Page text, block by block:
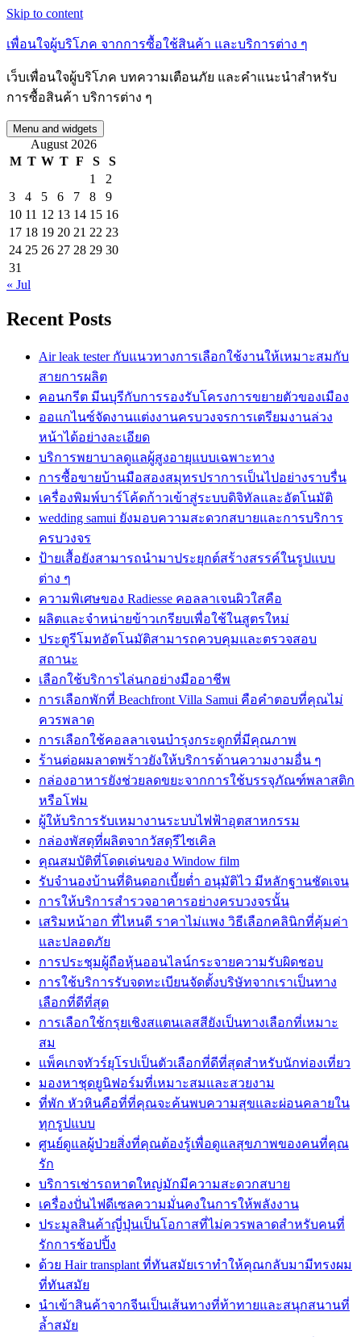
Skip to content
เพื่อนใจผู้บริโภค จากการซื้อใช้สินค้า และบริการต่าง ๆ
เว็บเพื่อนใจผู้บริโภค บทความเตือนภัย และคำแนะนำสำหรับ
การซื้อสินค้า บริการต่าง ๆ
Menu and widgets
August 2026
M T W T F S
S
1
2
3
4 5 6 7 8
9
10 11 12 13 14 15 16
17 18 19 20 21 22 23
24 25 26 27 28 29 30
31
« Jul
Recent Posts
Air leak tester กับแนวทางการเลือกใช้งานให้เหมาะสมกับ
สายการผลิต
คอนกรีต มีนบุรีกับการรองรับโครงการขยายตัวของเมือง
ออแกไนซ์จัดงานแต่งงานครบวงจรการเตรียมงานล่วง
หน้าได้อย่างละเอียด
บริการพยาบาลดูแลผู้สูงอายุแบบเฉพาะทาง
การซื้อขายบ้านมือสองสมุทรปราการเป็นไปอย่างราบรื่น
เครื่องพิมพ์บาร์โค้ดก้าวเข้าสู่ระบบดิจิทัลและอัตโนมัติ
wedding samui ยังมอบความสะดวกสบายและการบริการ
ครบวงจร
ป้ายเสื้อยังสามารถนำมาประยุกต์สร้างสรรค์ในรูปแบบ
ต่าง ๆ
ความพิเศษของ Radiesse คอลลาเจนผิวใสคือ
ผลิตและจำหน่ายข้าวเกรียบเพื่อใช้ในสูตรใหม่
ประตูรีโมทอัตโนมัติสามารถควบคุมและตรวจสอบ
สถานะ
เลือกใช้บริการไล่นกอย่างมืออาชีพ
การเลือกพักที่ Beachfront Villa Samui คือคำตอบที่คุณไม่
ควรพลาด
การเลือกใช้คอลลาเจนบำรุงกระดูกที่มีคุณภาพ
ร้านต่อผมลาดพร้าวยังให้บริการด้านความงามอื่น ๆ
กล่องอาหารยังช่วยลดขยะจากการใช้บรรจุภัณฑ์พลาสติก
หรือโฟม
ผู้ให้บริการรับเหมางานระบบไฟฟ้าอุตสาหกรรม
กล่องพัสดุที่ผลิตจากวัสดุรีไซเคิล
คุณสมบัติที่โดดเด่นของ Window film
รับจำนองบ้านที่ดินดอกเบี้ยต่ำ อนุมัติไว มีหลักฐานชัดเจน
การให้บริการสำรวจอาคารอย่างครบวงจรนั้น
เสริมหน้าอก ที่ไหนดี ราคาไม่แพง วิธีเลือกคลินิกที่คุ้มค่า
และปลอดภัย
การประชุมผู้ถือหุ้นออนไลน์กระจายความรับผิดชอบ
การใช้บริการรับจดทะเบียนจัดตั้งบริษัทจากเราเป็นทาง
เลือกที่ดีที่สุด
การเลือกใช้กรุยเชิงสแตนเลสสียังเป็นทางเลือกที่เหมาะ
สม
แพ็คเกจทัวร์ยุโรปเป็นตัวเลือกที่ดีที่สุดสำหรับนักท่องเที่ยว
มองหาชุดยูนิฟอร์มที่เหมาะสมและสวยงาม
ที่พัก หัวหินคือที่ที่คุณจะค้นพบความสุขและผ่อนคลายใน
ทุกรูปแบบ
ศูนย์ดูแลผู้ป่วยสิ่งที่คุณต้องรู้เพื่อดูแลสุขภาพของคนที่คุณ
รัก
บริการเช่ารถหาดใหญ่มักมีความสะดวกสบาย
เครื่องปั่นไฟดีเซลความมั่นคงในการให้พลังงาน
ประมูลสินค้าญี่ปุ่นเป็นโอกาสที่ไม่ควรพลาดสำหรับคนที่
รักการช้อปปิ้ง
ด้วย Hair transplant ที่ทันสมัยเราทำให้คุณกลับมามีทรงผม
ที่ทันสมัย
นำเข้าสินค้าจากจีนเป็นเส้นทางที่ท้าทายและสนุกสนานที่
ล้ำสมัย